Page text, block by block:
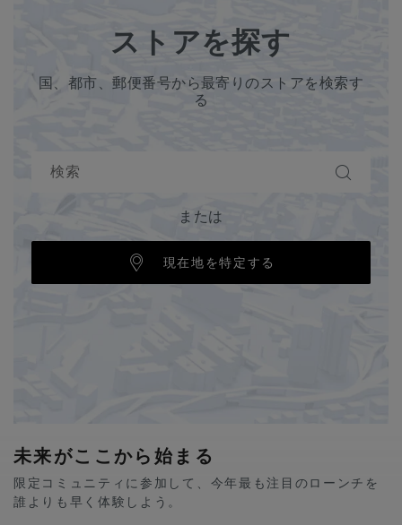
ストアを探す
国、都市、郵便番号から最寄りのストアを検索す
る
または
現在地を特定する
未来がここから始まる
限定コミュニティに参加して、今年最も注目のローンチを
誰よりも早く体験しよう。